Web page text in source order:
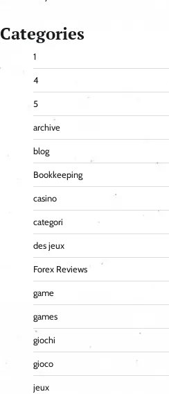
Categories
1
4
5
archive
blog
Bookkeeping
casino
categori
des jeux
Forex Reviews
game
games
giochi
gioco
jeux